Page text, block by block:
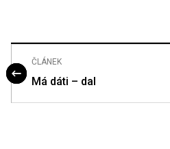
ČLÁNEK
Má dáti – dal